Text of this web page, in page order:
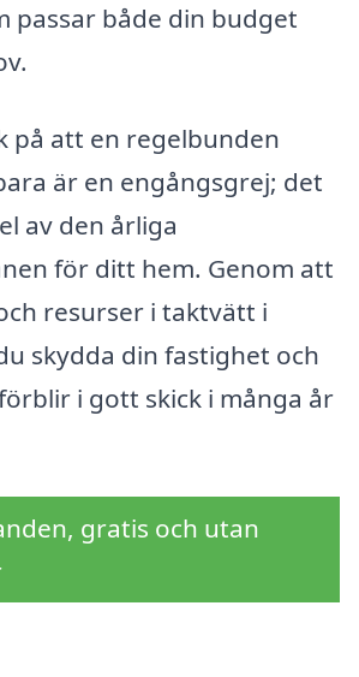
passar både din budget
på att en regelbunden
är en engångsgrej; det
av den årliga
för ditt hem. Genom att
resurser i taktvätt i
skydda din fastighet och
i gott skick i många år
gratis och utan